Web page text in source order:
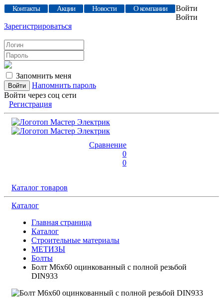
Контакты Акции Новости О компании
Войти
Войти
Зарегистрироваться
Запомнить меня
Напомнить пароль
Войти через соц сети
Регистрация
Сравнение
0
0
Каталог товаров
Каталог
Главная страница
Каталог
Строительные материалы
МЕТИЗЫ
Болты
Болт М6х60 оцинкованный с полной резьбой
DIN933